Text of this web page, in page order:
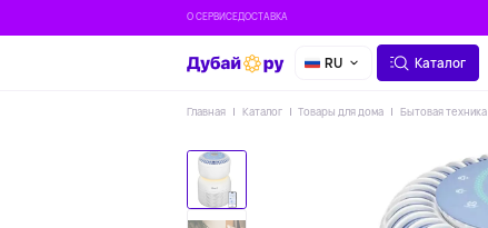
О СЕРВИСЕДОСТАВКА
RU Каталог
Главная Каталог Товары для дома Бытовая техника